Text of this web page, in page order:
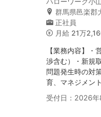
群馬県邑楽郡
正社員
月給 21万
【業務内容】
渉含む）・新規
問題発生時の対
育、マネジメン
受付日：2026